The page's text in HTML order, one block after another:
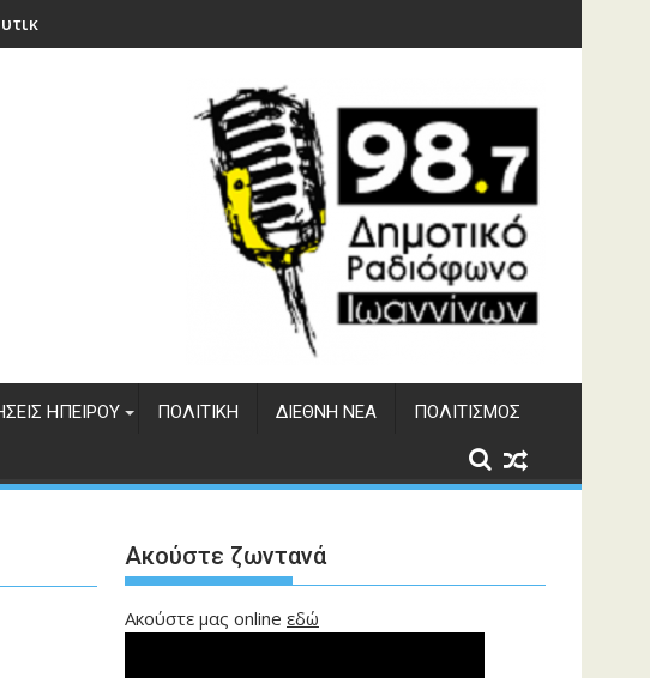
φράγματος Αώου
ΗΠΕΊΡΟΥ ΠΟΛΙΤΙΚΉ ΔΙΕΘΝΉ ΝΈΑ ΠΟΛΙΤΙΣΜΌΣ
Ακούστε ζωντανά
Ακούστε μας online εδώ